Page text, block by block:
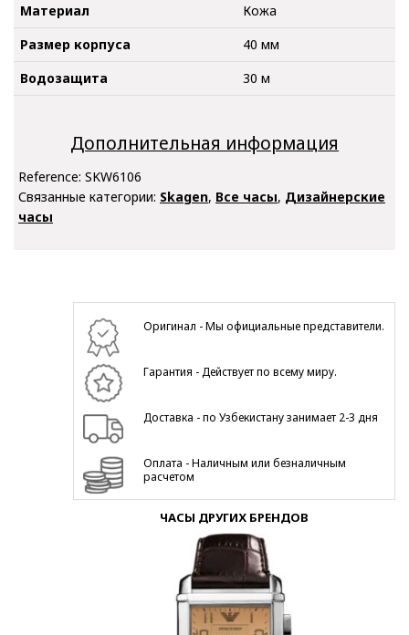
Материал
Кожа
Размер корпуса
40 мм
Водозащита
30 м
Дополнительная информация
Reference: SKW6106
Связанные категории: Skagen, Все часы, Дизайнерские
часы
Оригинал - Мы официальные представители.
Гарантия - Действует по всему миру.
Доставка - по Узбекистану занимает 2-3 дня
Оплата - Наличным или безналичным
расчетом
ЧАСЫ ДРУГИХ БРЕНДОВ